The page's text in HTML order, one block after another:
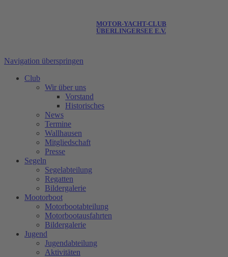
MOTOR-YACHT-CLUB
ÜBERLINGERSEE E.V.
Navigation überspringen
Club
Wir über uns
Vorstand
Historisches
News
Termine
Wallhausen
Mitgliedschaft
Presse
Segeln
Segelabteilung
Regatten
Bildergalerie
Mootorboot
Motorbootabteilung
Motorbootausfahrten
Bildergalerie
Jugend
Jugendabteilung
Aktivitäten